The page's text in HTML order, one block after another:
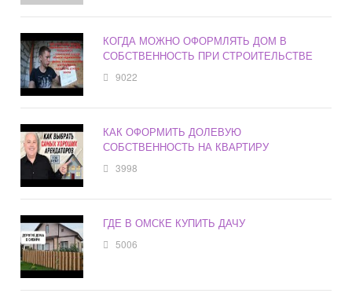
КОГДА МОЖНО ОФОРМЛЯТЬ ДОМ В
СОБСТВЕННОСТЬ ПРИ СТРОИТЕЛЬСТВЕ
9022
КАК ОФОРМИТЬ ДОЛЕВУЮ
СОБСТВЕННОСТЬ НА КВАРТИРУ
3998
ГДЕ В ОМСКЕ КУПИТЬ ДАЧУ
5006